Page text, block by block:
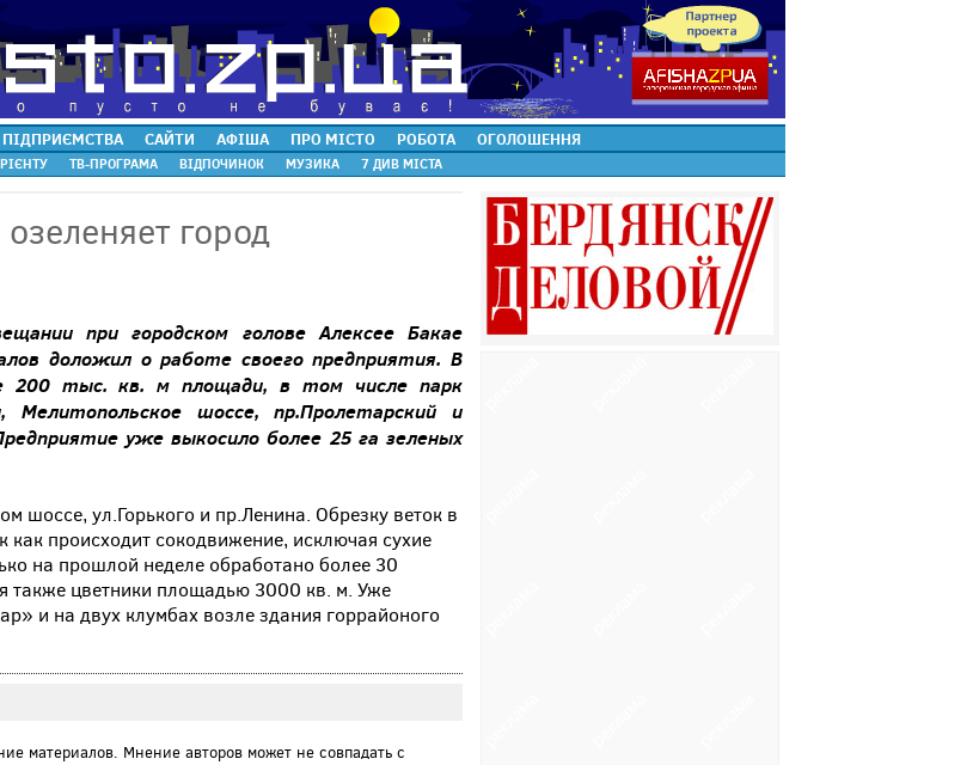
ПІДПРИЄМСТВА САЙТИ АФІША ПРО МІСТО РОБОТА ОГОЛОШЕННЯ
ТВ-ПРОГРАМА ВІДПОЧИНОК МУЗИКА 7 ДИВ МІСТА
город
при городском голове Алексее Бакае
доложил о работе своего предприятия. В
200 тыс. кв. м площади, в том числе парк
шоссе, пр.Пролетарский и
уже выкосило более 25 га зеленых
шоссе, ул.Горького и пр.Ленина. Обрезку веток в
как происходит сокодвижение, исключая сухие
на прошлой неделе обработано более 30
также цветники площадью 3000 кв. м. Уже
и на двух клумбах возле здания горрайоного
материалов. Мнение авторов может не совпадать с